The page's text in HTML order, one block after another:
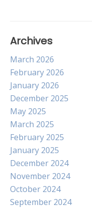
Archives
March 2026
February 2026
January 2026
December 2025
May 2025
March 2025
February 2025
January 2025
December 2024
November 2024
October 2024
September 2024